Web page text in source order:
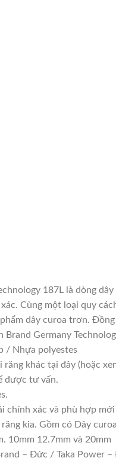
187L là dòng
Cùng một loại quy
dây curoa trơn.
Germany
/ Nhựa polyestes
khác tại đây (hoặc
được tư vấn.
chính xác và phù hợp
kia. Gồm có Dây
10mm 12.7mm và 20mm
– Đức / Taka